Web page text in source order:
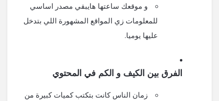
و موقعك ساعتها هايبقي مصدر اساسي
للمعلومات زي المواقع المشهورة اللي بتدخل
عليها يوميا.
الفرق بين الكيف و الكم في المحتوي
زمان الناس كانت بتكتب كميات كبيرة من